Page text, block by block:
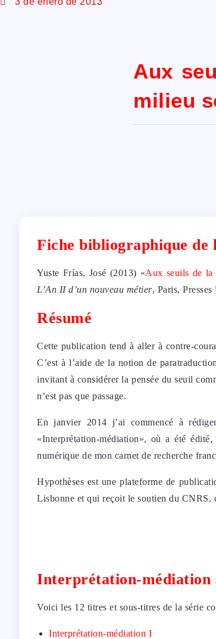
Aux
milieu
Fiche bibliographique de
Yuste Frías, José (2013) «Aux seuils de la
L’An II d’un nouveau métier, Paris,
Résumé
Cette publication tend à aller à contre-
C’est à l’aide de la notion de
invitant à considérer la pensée du seuil
n’est pas que passage.
En janvier 2014 j’ai commencé à
«Interprétation-médiation», où a été
numérique de mon carnet de recherche
Hypothèses est une plateforme de
Lisbonne et qui reçoit le soutien du CNRS,
Interprétation-médiation
Voici les 12 titres et sous-titres de la série
Interprétation-médiation I